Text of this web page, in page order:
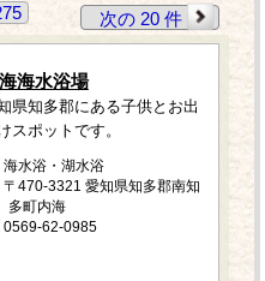
次の 20 件
海水浴場
県知多郡にある子供とお出
スポットです。
海水浴・湖水浴
〒470-3321 愛知県知多郡南知
多町内海
0569-62-0985